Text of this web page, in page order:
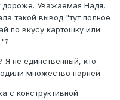
дороже. Уважаемая Надя,
такой вывод "тут полное
по вкусу картошку или
Я не единственный, кто
множество парней.
с конструктивной